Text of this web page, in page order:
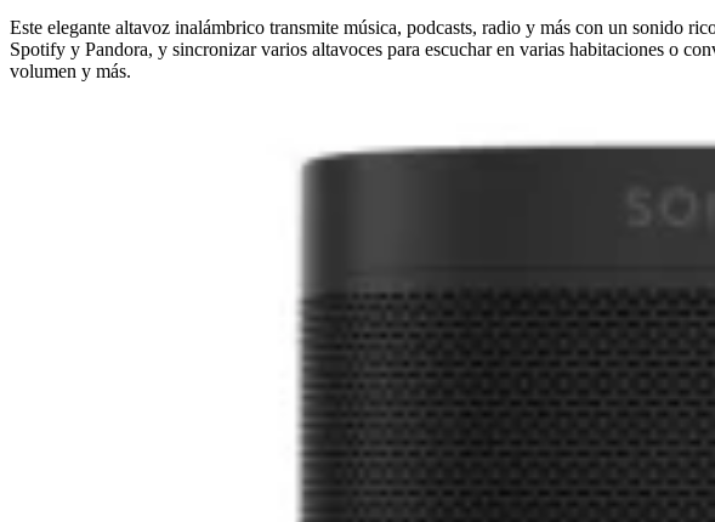
Este elegante altavoz inalámbrico transmite música, podcasts, radio y más con un sonido
Spotify y Pandora, y sincronizar varios altavoces para escuchar en varias habitaciones o
volumen y más.